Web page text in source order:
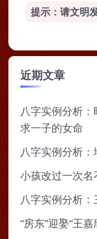
提示：请文明
近期文章
八字实例分析
求一子的女命
八字实例分析
小孩改过一次名
八字实例分析
“房东”迎娶“王